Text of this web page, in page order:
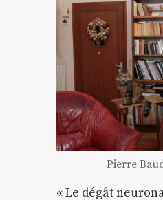
Pierre
« Le dégât